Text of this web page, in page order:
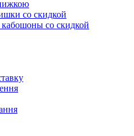
со скидкой
со скидкой